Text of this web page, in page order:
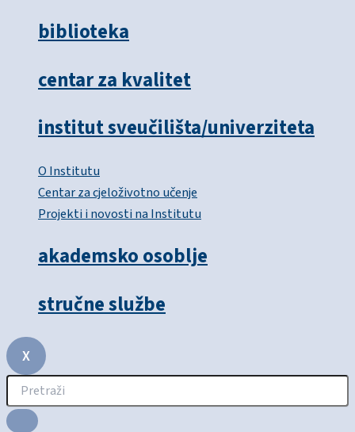
biblioteka
centar za kvalitet
institut sveučilišta/univerziteta
O Institutu
Centar za cjeloživotno učenje
Projekti i novosti na Institutu
akademsko osoblje
stručne službe
X